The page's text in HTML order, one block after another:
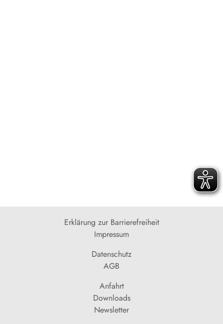
Erklärung zur Barrierefreiheit
Impressum
Datenschutz
AGB
Anfahrt
Downloads
Newsletter